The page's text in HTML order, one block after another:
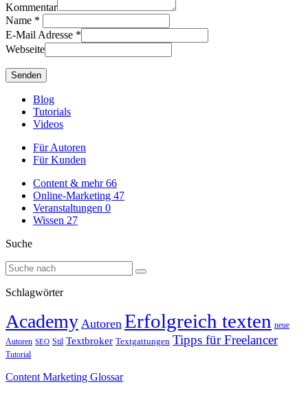
Kommentar
Name *
E-Mail Adresse *
Webseite
Blog
Tutorials
Videos
Für Autoren
Für Kunden
Content & mehr66
Online-Marketing 47
Veranstaltungen 0
Wissen 27
Suche
Schlagwörter
Academy Autoren Erfolgreich texten neue
Autoren SEO Stil Textbroker Textgattungen Tipps für Freelancer
Tutorial
Content Marketing Glossar